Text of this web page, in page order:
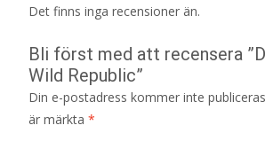
Det finns inga recensioner än.
Bli först med att recensera
Wild Republic”
Din e-postadress kommer inte
är märkta *